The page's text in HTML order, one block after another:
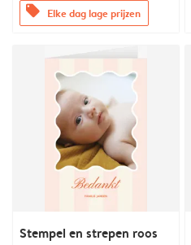
offers Elke dag lage prijzen
Stempel en strepen roos